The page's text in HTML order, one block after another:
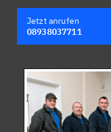
Jetzt anrufen
08938037711